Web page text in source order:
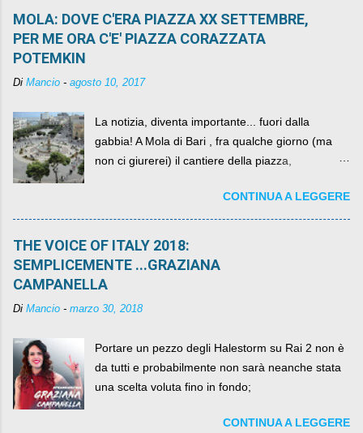
MOLA: DOVE C'ERA PIAZZA XX SETTEMBRE,
PER ME ORA C'E' PIAZZA CORAZZATA
POTEMKIN
Di Mancio - agosto 10, 2017
La notizia, diventa importante... fuori dalla
gabbia! A Mola di Bari , fra qualche giorno (ma
non ci giurerei) il cantiere della piazza,
per un numero esorbitante di mesi, non ci sarà
più. C'era una volta Piazza XX Settembre ,
CONTINUA A LEGGERE
THE VOICE OF ITALY 2018:
SEMPLICEMENTE ...GRAZIANA
CAMPANELLA
Di Mancio - marzo 30, 2018
Portare un pezzo degli Halestorm su Rai 2 non è
da tutti e probabilmente non sarà neanche stata
una scelta voluta fino in fondo;
CONTINUA A LEGGERE